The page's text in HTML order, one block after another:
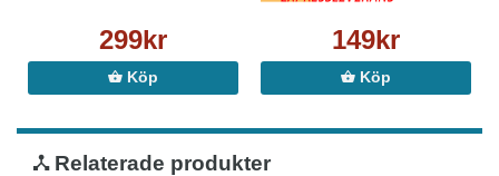
299kr
Köp
149kr
Köp
Relaterade produkter